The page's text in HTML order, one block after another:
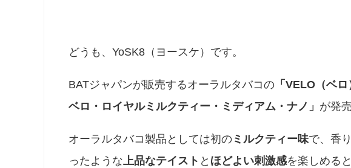
どうも、YoSK8（ヨースケ）です。
BATジャパンが販売するオーラルタバコの 「VELO（ベロ
ベロ・ロイヤルミルクティー・ミディアム・ナノ」 が発
オーラルタバコ製品としては初の ミルクティー味で、香
ったような上品なテイスト と ほどよい刺激感を楽しめる